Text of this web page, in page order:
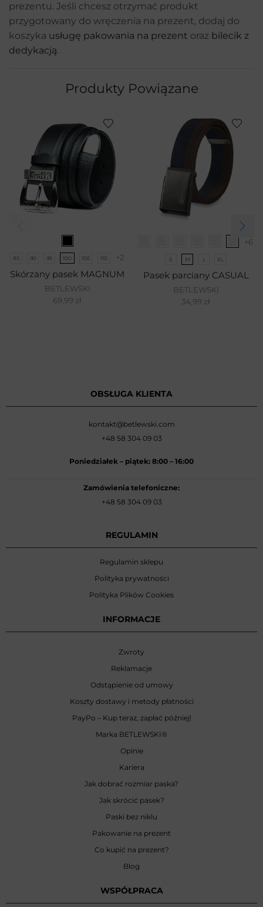
prezentu. Jeśli chcesz otrzymać produkt
przygotowany do wręczenia na prezent, dodaj do
koszyka usługę pakowania na prezent oraz bilecik z
dedykacją.
Produkty Powiązane
85 90 95 100 105 110 +2
Skórzany pasek MAGNUM
BETLEWSKI
69,99 zł
+6
S M L XL
Pasek parciany CASUAL
BETLEWSKI
34,99 zł
OBSŁUGA KLIENTA
kontakt@betlewski.com
+48 58 304 09 03
Poniedziałek – piątek: 8:00 – 16:00
Zamówienia telefoniczne:
+48 58 304 09 03
REGULAMIN
Regulamin sklepu
Polityka prywatności
Polityka Plików Cookies
INFORMACJE
Zwroty
Reklamacje
Odstąpienie od umowy
Koszty dostawy i metody płatności
PayPo – Kup teraz, zapłać później!
Marka BETLEWSKI®
Opinie
Kariera
Jak dobrać rozmiar paska?
Jak skrócić pasek?
Paski bez niklu
Pakowanie na prezent
Co kupić na prezent?
Blog
WSPÓŁPRACA